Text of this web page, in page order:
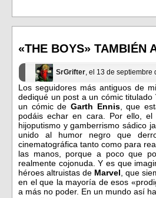
en
(Se
en
una
nueva)
en
(Se
en
una
nueva)
«THE BOYS» TAMBIÉN
SrGrifter, el 13 de septiembre
Los seguidores más antiguos de
dediqué un post a un cómic titulado
un cómic deGarth Ennis, que
podáis echar en cara. Por ello, el
hijoputismo y gamberrismo sádico
unido al humor negro que
cinematográfica tanto como para
las manos, porque a poco que
realmente cojonuda. Y es que
héroes altruistas de Marvel , que
en el que la mayoría de esos
a más no poder. En un mundo así